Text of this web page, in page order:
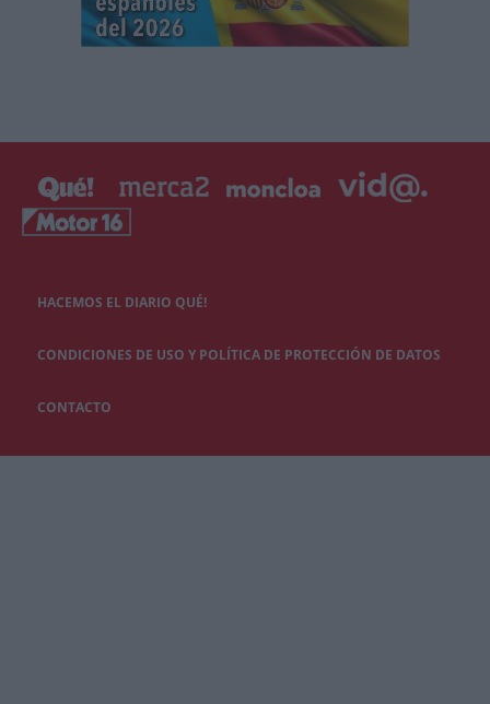
HACEMOS EL DIARIO QUÉ!
CONDICIONES DE USO Y POLÍTICA DE PROTECCIÓN DE DATOS
CONTACTO